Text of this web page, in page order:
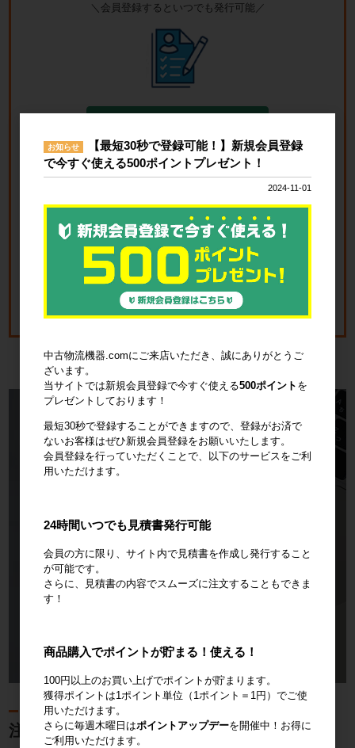
＼会員登録するといつでも発行可能／
＼見積書の発行手順についてご案内／
見積書発行手順について
新品・中古の物流資材のことなら中古
物流機器.comにお任せください。
mail お問い合わせ
お電話でのお問い合わせはこちら。大小問わず物流資材のこと
ならなんどもご相談ください。
注目のキャンペーン
お知らせ
【最短30秒で登録可能！】新規会員登録
で今すぐ使える500ポイントプレゼント！
2024-11-01
中古物流機器.comにご来店いただき、誠にありがとうご
ざいます。
当サイトでは新規会員登録で今すぐ使える500ポイント を
プレゼントしております！
最短30秒で登録することができますので、登録がお済で
ないお客様はぜひ新規会員登録をお願いいたします。
会員登録を行っていただくことで、以下のサービスをご利
用いただけます。
24時間いつでも見積書発行可能
会員の方に限り、サイト内で見積書を作成し発行すること
が可能です。
さらに、見積書の内容でスムーズに注文することもできま
す！
商品購入でポイントが貯まる！使える！
100円以上のお買い上げでポイントが貯まります。
獲得ポイントは1ポイント単位（1ポイント＝1円）でご使
用いただけます。
さらに毎週木曜日はポイントアップデーを開催中！お得に
ご利用いただけます。